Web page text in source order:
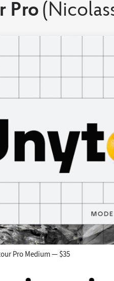
Pro
Pro Medium — $35